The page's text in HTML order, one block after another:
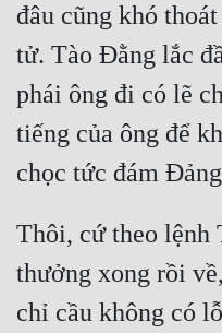
đâu cũng khó
tử. Tào Đằng lắc
phái ông đi có lẽ
tiếng của ông để
Thôi, cứ theo lệnh
thưởng xong rồi
chỉ cầu không có